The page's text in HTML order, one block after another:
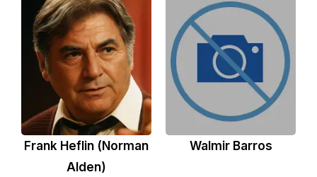
Frank Heflin (Norman
Alden)
Walmir Barros